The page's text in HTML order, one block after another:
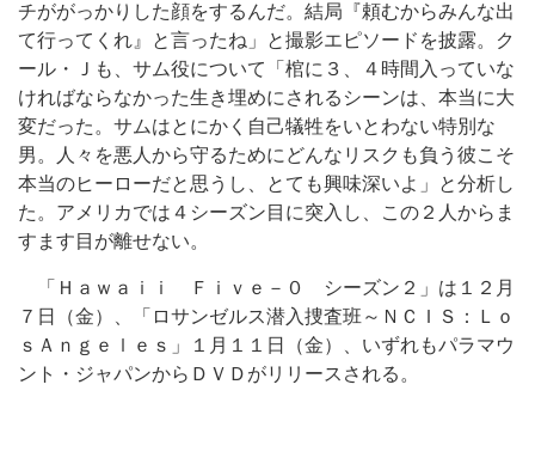
チががっかりした顔をするんだ。結局『頼むからみんな出
て行ってくれ』と言ったね」と撮影エピソードを披露。ク
ール・Ｊも、サム役について「棺に３、４時間入っていな
ければならなかった生き埋めにされるシーンは、本当に大
変だった。サムはとにかく自己犠牲をいとわない特別な
男。人々を悪人から守るためにどんなリスクも負う彼こそ
本当のヒーローだと思うし、とても興味深いよ」と分析し
た。アメリカでは４シーズン目に突入し、この２人からま
すます目が離せない。
「Ｈａｗａｉｉ Ｆｉｖｅ－０ シーズン２」は１２月
７日（金）、「ロサンゼルス潜入捜査班～ＮＣＩＳ：Ｌｏ
ｓＡｎｇｅｌｅｓ」１月１１日（金）、いずれもパラマウ
ント・ジャパンからＤＶＤがリリースされる。